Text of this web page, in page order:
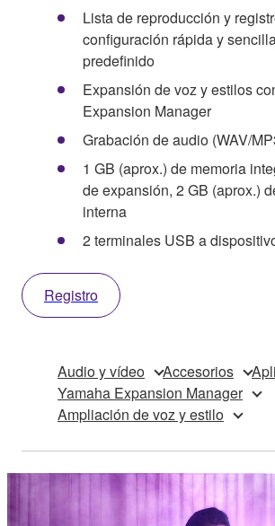
Lista de reproducción y
configuración rápida y
predefinido
Expansión de voz y estilos
Expansion Manager
Grabación de audio (WAV/
1 GB (aprox.) de memoria
de expansión, 2 GB (aprox.)
interna
2 terminales USB a
Registro
Audio y vídeo Accesorios
Yamaha Expansion Manager
Ampliación de voz y estilo